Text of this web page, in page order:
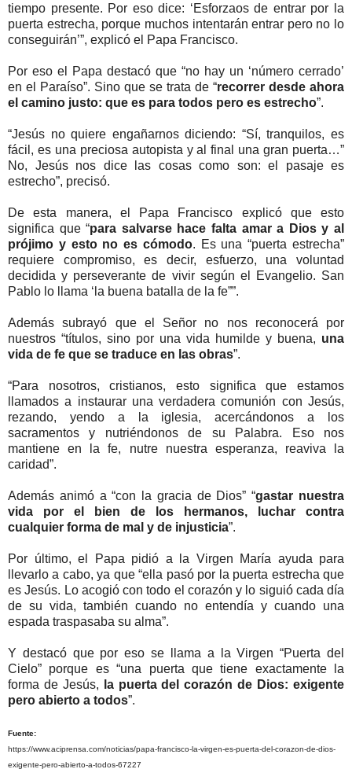
tiempo presente. Por eso dice: ‘Esforzaos de entrar por la
puerta estrecha, porque muchos intentarán entrar pero no lo
conseguirán’”, explicó el Papa Francisco.
Por eso el Papa destacó que “no hay un ‘número cerrado’
en el Paraíso”. Sino que se trata de “recorrer desde ahora
el camino justo: que es para todos pero es estrecho”.
“Jesús no quiere engañarnos diciendo: “Sí, tranquilos, es
fácil, es una preciosa autopista y al final una gran puerta…”
No, Jesús nos dice las cosas como son: el pasaje es
estrecho”, precisó.
De esta manera, el Papa Francisco explicó que esto
significa que “para salvarse hace falta amar a Dios y al
prójimo y esto no es cómodo. Es una “puerta estrecha”
requiere compromiso, es decir, esfuerzo, una voluntad
decidida y perseverante de vivir según el Evangelio. San
Pablo lo llama ‘la buena batalla de la fe””.
Además subrayó que el Señor no nos reconocerá por
nuestros “títulos, sino por una vida humilde y buena, una
vida de fe que se traduce en las obras”.
“Para nosotros, cristianos, esto significa que estamos
llamados a instaurar una verdadera comunión con Jesús,
rezando, yendo a la iglesia, acercándonos a los
sacramentos y nutriéndonos de su Palabra. Eso nos
mantiene en la fe, nutre nuestra esperanza, reaviva la
caridad”.
Además animó a “con la gracia de Dios” “gastar nuestra
vida por el bien de los hermanos, luchar contra
cualquier forma de mal y de injusticia”.
Por último, el Papa pidió a la Virgen María ayuda para
llevarlo a cabo, ya que “ella pasó por la puerta estrecha que
es Jesús. Lo acogió con todo el corazón y lo siguió cada día
de su vida, también cuando no entendía y cuando una
espada traspasaba su alma”.
Y destacó que por eso se llama a la Virgen “Puerta del
Cielo” porque es “una puerta que tiene exactamente la
forma de Jesús,
la puerta del corazón de Dios: exigente
pero abierto a todos”.
Fuente:
https://www.aciprensa.com/noticias/papa-francisco-la-virgen-es-puerta-del-corazon-de-dios-
exigente-pero-abierto-a-todos-67227